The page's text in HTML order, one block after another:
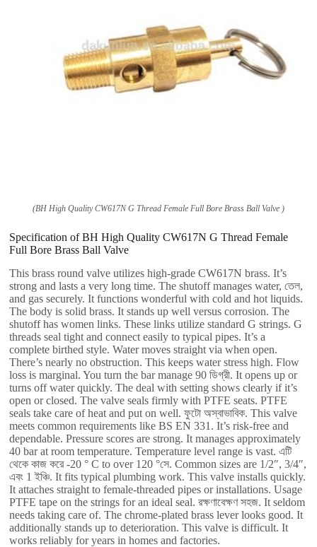
(BH High Quality CW617N G Thread Female Full Bore Brass Ball Valve)
Specification of BH High Quality CW617N G Thread Female
Full Bore Brass Ball Valve
This brass round valve utilizes high-grade CW617N brass.It’s
strong and lasts a very long time.The shutoff manages water, তেল,
and gas securely.It functions wonderful with cold and hot liquids.
The body is solid brass.It stands up well versus corrosion.The
shutoff has women links.These links utilize standard G strings.G
threads seal tight and connect easily to typical pipes.It’s a
complete birthed style.Water moves straight via when open.
There’s nearly no obstruction.This keeps water stress high.Flow
loss is marginal.You turn the bar manage 90 ডিগ্রী.It opens up or
turns off water quickly.The deal with setting shows clearly if it’s
open or closed.The valve seals firmly with PTFE seats.PTFE
seals take care of heat and put on well. ফুটো অস্বাভাবিক.This valve
meets common requirements like BS EN 331.It’s risk-free and
dependable.Pressure scores are strong.It manages approximately
40bar at room temperature.Temperature level range is vast. এটি
থেকে কাজ করে -20 ° C to over120 °সে.Common sizes are 1/2″, 3/4″,
এবং 1 ইঞ্চি.It fits typical plumbing work.This valve installs quickly.
It attaches straight to female-threaded pipes or installations.Usage
PTFE tape on the strings for an ideal seal. রক্ষণাবেক্ষণ সহজ.It seldom
needs taking care of.The chrome-plated brass lever looks good.It
additionally stands up to deterioration.This valve is difficult.It
works reliably for years in homes and factories.